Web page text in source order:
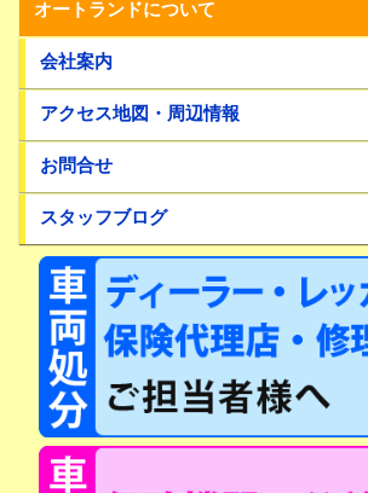
オートランドについて
会社案内
アクセス地図・周辺情報
お問合せ
スタッフブログ